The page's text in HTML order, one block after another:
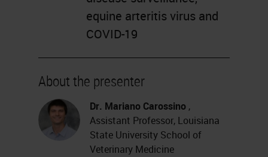
equine arteritis virus and
COVID-19
About the presenter
Dr. Mariano Carossino ,
Assistant Professor, Louisiana
State University School of
Veterinary Medicine